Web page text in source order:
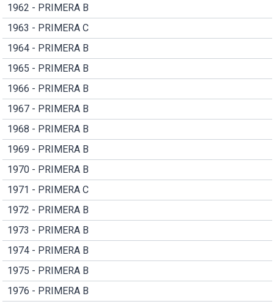
1962 - PRIMERA B
1963 - PRIMERA C
1964 - PRIMERA B
1965 - PRIMERA B
1966 - PRIMERA B
1967 - PRIMERA B
1968 - PRIMERA B
1969 - PRIMERA B
1970 - PRIMERA B
1971 - PRIMERA C
1972 - PRIMERA B
1973 - PRIMERA B
1974 - PRIMERA B
1975 - PRIMERA B
1976 - PRIMERA B